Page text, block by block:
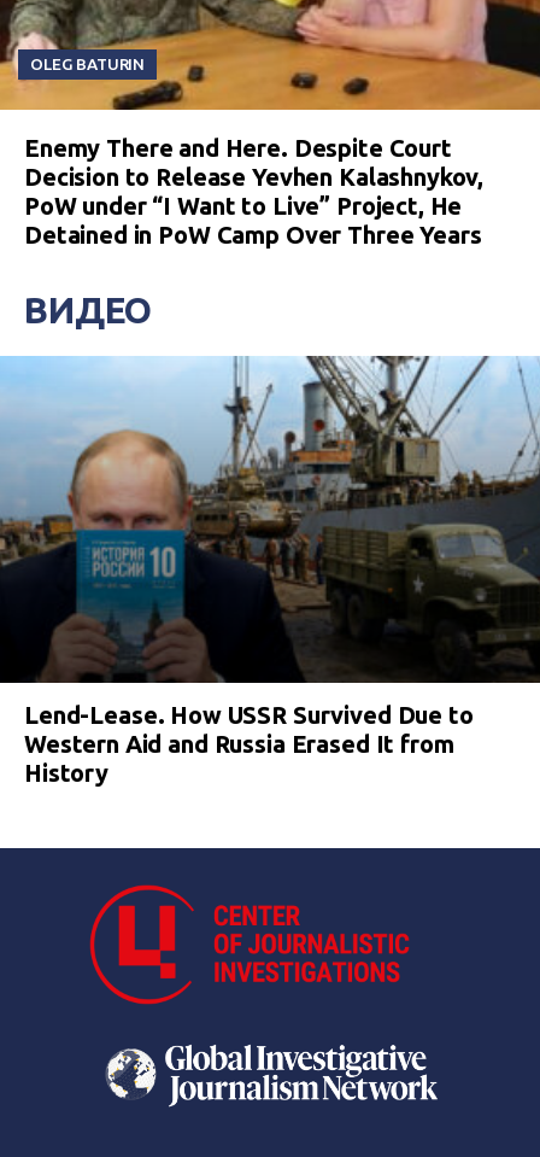
OLEG BATURIN
Enemy There and Here. Despite Court
Decision to Release Yevhen Kalashnykov,
PoW under “I Want to Live” Project, He
Detained in PoW Camp Over Three Years
ВИДЕО
Lend-Lease. How USSR Survived Due to
Western Aid and Russia Erased It from
History